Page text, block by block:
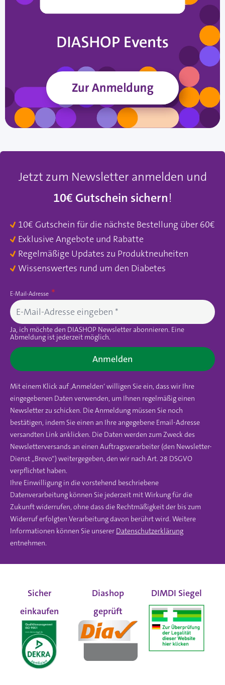
Jetzt zum Newsletter anmelden und
10€ Gutschein sichern!
10€ Gutschein für die nächste Bestellung über 60€
Exklusive Angebote und Rabatte
Regelmäßige Updates zu Produktneuheiten
Wissenswertes rund um den Diabetes
E-Mail-Adresse
Ja, ich möchte den DIASHOP Newsletter abonnieren. Eine
Abmeldung ist jederzeit möglich.
Anmelden
Mit einem Klick auf ‚Anmelden‘ willigen Sie ein, dass wir Ihre
eingegebenen Daten verwenden, um Ihnen regelmäßig einen
Newsletter zu schicken. Die Anmeldung müssen Sie noch
bestätigen, indem Sie einen an Ihre angegebene Email-Adresse
versandten Link anklicken. Die Daten werden zum Zweck des
Newsletterversands an einen Auftragsverarbeiter (den Newsletter-
Dienst „Brevo“) weitergegeben, den wir nach Art. 28 DSGVO
verpflichtet haben.
Ihre Einwilligung in die vorstehend beschriebene
Datenverarbeitung können Sie jederzeit mit Wirkung für die
Zukunft widerrufen, ohne dass die Rechtmäßigkeit der bis zum
Widerruf erfolgten Verarbeitung davon berührt wird. Weitere
Informationen können Sie unserer Datenschutzerklärung
entnehmen.
Sicher
einkaufen
Diashop
geprüft
DIMDI Siegel